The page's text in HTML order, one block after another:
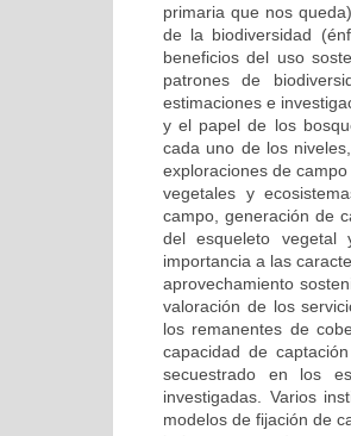
primaria que nos
de la biodiversidad
beneficios del uso
patrones de
estimaciones e
y el papel de los
cada uno de los
exploraciones de
vegetales y
campo, generación de
del esqueleto
importancia a las
aprovechamiento
valoración de los
los remanentes de
capacidad de
secuestrado en los
investigadas. Varios
modelos de fijación de